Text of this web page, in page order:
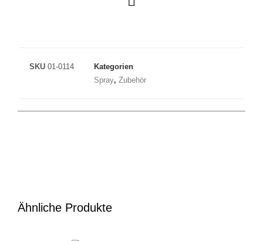
SKU 01-0114
Kategorien
Spray, Zubehör
Ähnliche Produkte